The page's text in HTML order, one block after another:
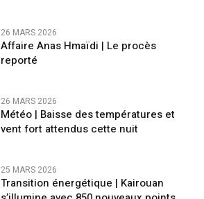
26 MARS 2026
Affaire Anas Hmaïdi | Le procès
reporté
26 MARS 2026
​Météo | Baisse des températures et
vent fort attendus cette nuit
25 MARS 2026
Transition énergétique | Kairouan